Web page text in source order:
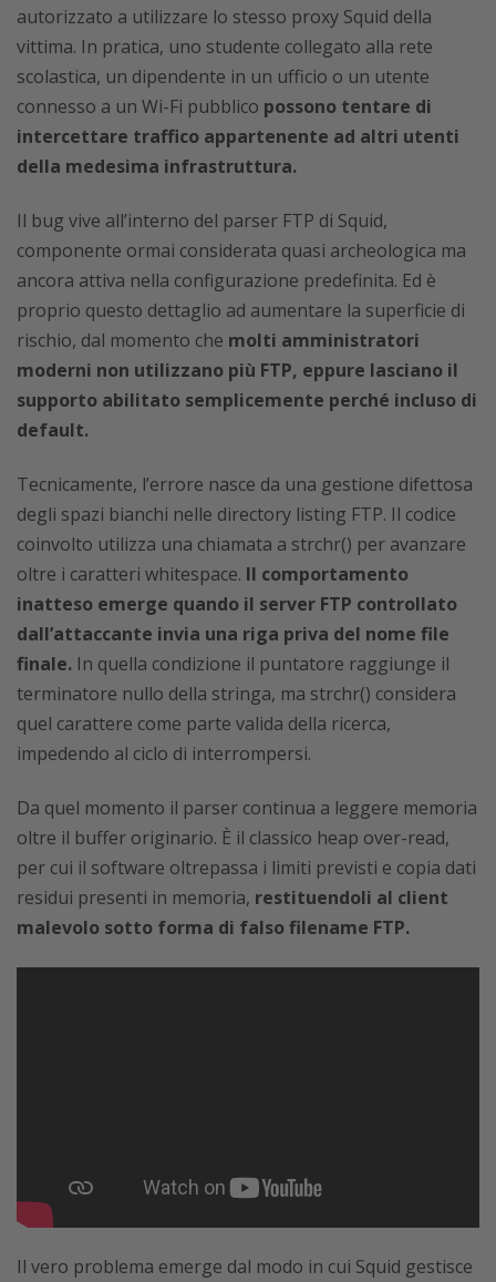
autorizzato a utilizzare lo stesso proxy Squid della
vittima. In pratica, uno studente collegato alla rete
scolastica, un dipendente in un ufficio o un utente
connesso a un Wi-Fi pubblico possono tentare di
intercettare traffico appartenente ad altri utenti
della medesima infrastruttura.
Il bug vive all’interno del parser FTP di Squid,
componente ormai considerata quasi archeologica ma
ancora attiva nella configurazione predefinita. Ed è
proprio questo dettaglio ad aumentare la superficie di
rischio, dal momento che molti amministratori
moderni non utilizzano più FTP, eppure lasciano il
supporto abilitato semplicemente perché incluso di
default.
Tecnicamente, l’errore nasce da una gestione difettosa
degli spazi bianchi nelle directory listing FTP. Il codice
coinvolto utilizza una chiamata a strchr() per avanzare
oltre i caratteri whitespace. Il comportamento
inatteso emerge quando il server FTP controllato
dall’attaccante invia una riga priva del nome file
finale. In quella condizione il puntatore raggiunge il
terminatore nullo della stringa, ma strchr() considera
quel carattere come parte valida della ricerca,
impedendo al ciclo di interrompersi.
Da quel momento il parser continua a leggere memoria
oltre il buffer originario. È il classico heap over-read,
per cui il software oltrepassa i limiti previsti e copia dati
residui presenti in memoria, restituendoli al client
malevolo sotto forma di falso filename FTP.
Il vero problema emerge dal modo in cui Squid gestisce